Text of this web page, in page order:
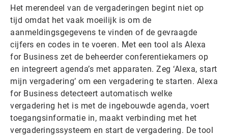
Het merendeel van de vergaderingen begint niet op
tijd omdat het vaak moeilijk is om de
aanmeldingsgegevens te vinden of de gevraagde
cijfers en codes in te voeren. Met een tool als Alexa
for Business zet de beheerder conferentiekamers op
en integreert agenda’s met apparaten. Zeg ‘Alexa, start
mijn vergadering’ om een ​​vergadering te starten. Alexa
for Business detecteert automatisch welke
vergadering het is met de ingebouwde agenda, voert
toegangsinformatie in, maakt verbinding met het
vergaderingssysteem en start de vergadering. De tool